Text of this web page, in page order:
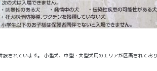
設されています。 小型犬、中型・大型犬用のエリアが区画されてお